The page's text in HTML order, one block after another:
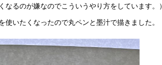
なるのが嫌なのでこういうやり方をしています。）
使いたくなったので丸ペンと墨汁で描きました。